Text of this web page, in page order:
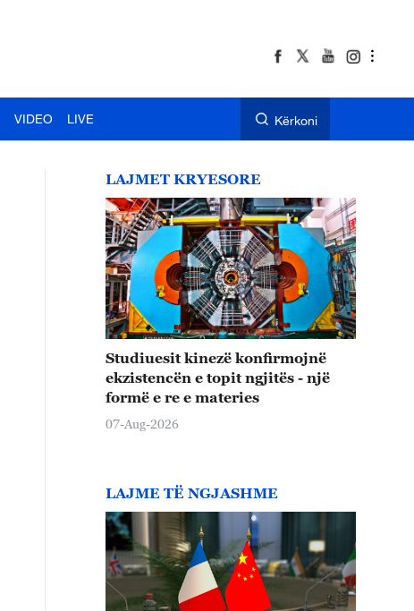
VIDEO LIVE Kërkoni
LAJMET KRYESORE
Studiuesit kinezë konfirmojnë
ekzistencën e topit ngjitës - një
formë e re e materies
07-Aug-2026
LAJME TË NGJASHME